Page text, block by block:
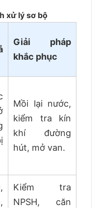
xử lý sơ bộ
Giải pháp
khắc phục
Mồi lại nước,
kiểm tra kín
khí đường
hút, mở van.
Kiểm tra
NPSH, căn